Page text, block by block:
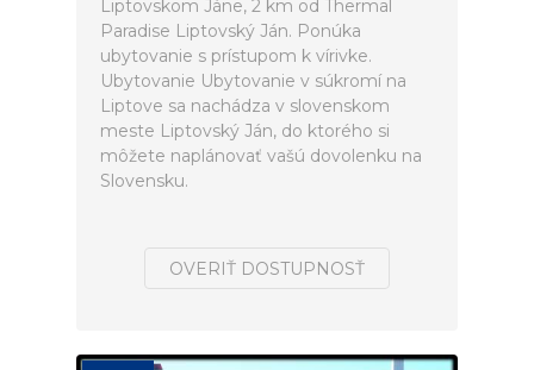
Liptovskom Jáne, 2 km od Thermal
Paradise Liptovský Ján. Ponúka
ubytovanie s prístupom k vírivke.
Ubytovanie Ubytovanie v súkromí na
Liptove sa nachádza v slovenskom
meste Liptovský Ján, do ktorého si
môžete naplánovať vašú dovolenku na
Slovensku.
OVERIŤ DOSTUPNOSŤ